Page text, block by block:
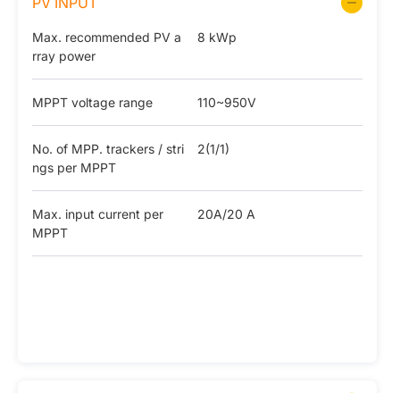
Max. recommended PV a
rray power
8 kWp
MPPT voltage range 110~950V
No. of MPP. trackers / stri
ngs per MPPT
2(1/1)
Max. input current per
MPPT
20A/20 A